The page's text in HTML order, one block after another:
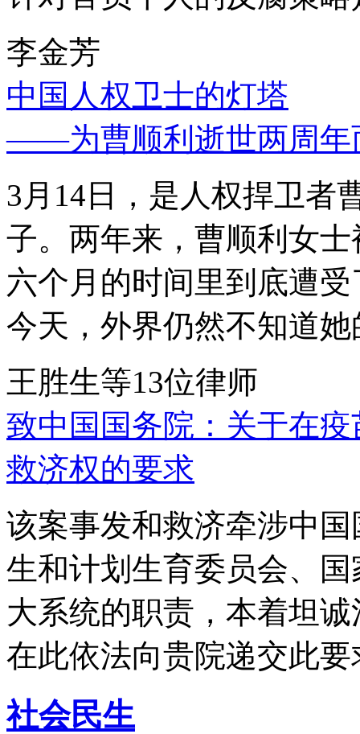
李金芳
中国人权卫士的灯塔
——为曹顺利逝世两周年
3月14日，是人权捍卫者
子。两年来，曹顺利女
六个月的时间里到底遭
今天，外界仍然不知道
王胜生等13位律师
致中国国务院：关于在
救济权的要求
该案事发和救济牵涉中
生和计划生育委员会、
大系统的职责，本着坦
在此依法向贵院递交此要
社会民生